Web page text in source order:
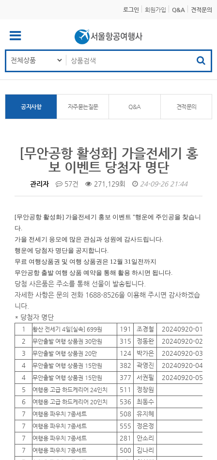
로그인 회원가입 Q&A 견적문의
공지사항 자주묻는질문 Q&A 견적문의
[무안공항 활성화] 가을전세기 홍
보 이벤트 당첨자 명단
관리자 57건 271,129회 24-09-26 21:44
[무안공항 활성화] 가을전세기 홍보 이벤트 "행운에 주인공을 찾습니
다.
가을 전세기 응모에 많은 관심과 성원에 감사드립니다.
행운에 당첨자 명단을 공지합니다.
무료 여행상품권 및 여행 상품권은 12월 31일전까지
무안공항 출발 여행 상품 예약을 통해 활용 하시면 됩니다.
당첨 사은품은 주소를 통해 선물이 발송됩니다.
자세한 사항은 문의 전화 1688-8526을 이용해 주시면 감사하겠습
니다.
* 당첨자 명단
1 황산 전세기 4일[실속] 699원 191 조경철 20240920-01
2
무안출발 여행 상품권 30만원 315 정동완 20240920-02
3
무안출발 여행 상품권 20만 124 박가은 20240920-03
4
무안출발 여행 상품권 15만원 382 곽영진 20240920-04
4
무안출발 여행 상품권 15만원 377 서권필 20240920-05
5
여행용 고급 하드케리어 24인치 511 정창원
6
여행용 고급 하드케리어 20인치 536 최동수
7
여행용 파우치 7종세트 508 유지혜
7
여행용 파우치 7종세트 555 정은정
7
여행용 파우치 7종세트 281 안소리
7
여행용 파우치 7종세트 500 김나리